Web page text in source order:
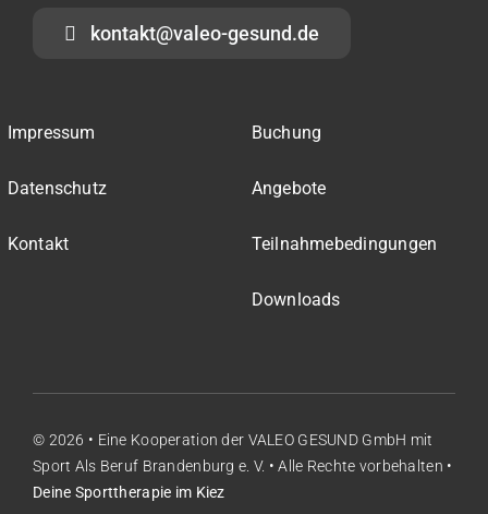
kontakt@valeo-gesund.de
Impressum
Datenschutz
Kontakt
Buchung
Angebote
Teilnahmebedingungen
Downloads
© 2026 • Eine Kooperation der VALEO GESUND GmbH mit
Sport Als Beruf Brandenburg e. V. • Alle Rechte vorbehalten •
Deine Sporttherapie im Kiez